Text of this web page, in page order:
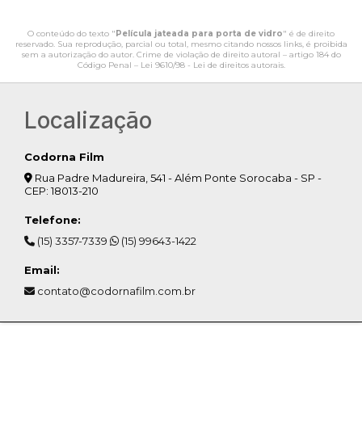
O conteúdo do texto "Película jateada para porta de vidro" é de direito
reservado. Sua reprodução, parcial ou total, mesmo citando nossos links, é proibida
sem a autorização do autor. Crime de violação de direito autoral – artigo 184 do
Código Penal – Lei 9610/98 - Lei de direitos autorais.
Localização
Codorna Film
Rua Padre Madureira, 541 - Além Ponte Sorocaba - SP -
CEP: 18013-210
Telefone:
(15) 3357-7339
(15) 99643-1422
Email:
contato@codornafilm.com.br